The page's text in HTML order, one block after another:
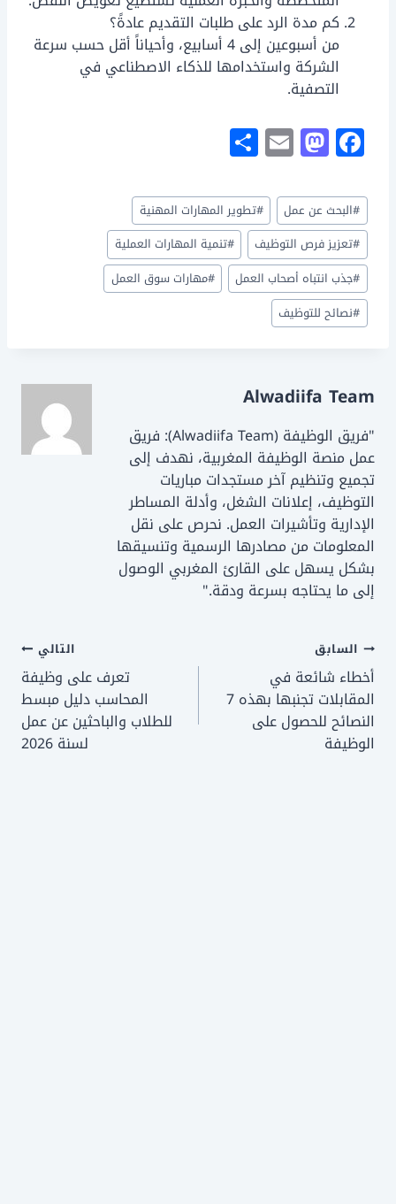
كم مدة الرد على طلبات التقديم عادةً؟
من أسبوعين إلى 4 أسابيع، وأحياناً أقل حسب سرعة
الشركة واستخدامها للذكاء الاصطناعي في
التصفية.
F
a
c
e
b
o
o
k
M
a
st
o
d
o
n
E
m
ai
l
ar
e
وسوم
المقال:
#البحث عن عمل #تطوير المهارات المهنية
#تعزيز فرص التوظيف #تنمية المهارات العملية
#جذب انتباه أصحاب العمل #مهارات سوق العمل
#نصائح للتوظيف
Alwadiifa Team
"فريق الوظيفة (Alwadiifa Team): فريق
عمل منصة الوظيفة المغربية، نهدف إلى
تجميع وتنظيم آخر مستجدات مباريات
التوظيف، إعلانات الشغل، وأدلة المساطر
الإدارية وتأشيرات العمل. نحرص على نقل
المعلومات من مصادرها الرسمية وتنسيقها
بشكل يسهل على القارئ المغربي الوصول
إلى ما يحتاجه بسرعة ودقة."
تصفّح
المقالات
السابق
أخطاء شائعة في
المقابلات تجنبها بهذه 7
النصائح للحصول على
الوظيفة
التالي
تعرف على وظيفة
المحاسب دليل مبسط
للطلاب والباحثين عن عمل
لسنة 2026